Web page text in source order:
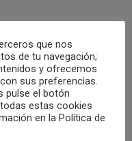
que nos
de tu navegación;
y ofrecemos
sus preferencias.
pulse el botón
estas cookies
en la Política de